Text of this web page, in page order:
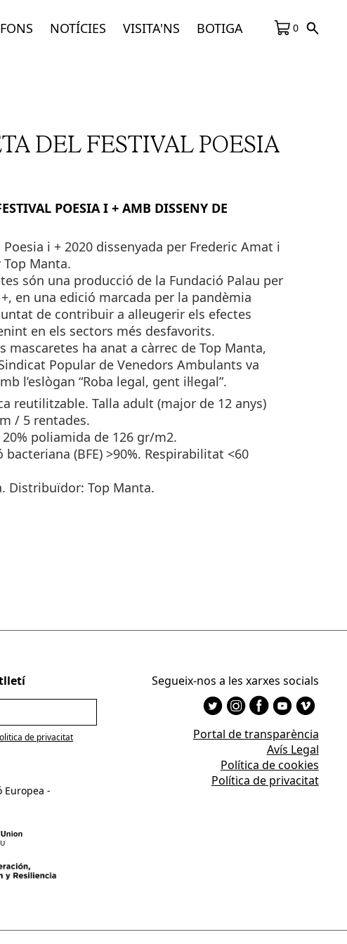
NOTÍCIES VISITA'NS BOTIGA 0
DEL FESTIVAL POESIA
POESIA I + AMB DISSENY DE
i + 2020 dissenyada per Frederic Amat i
Manta.
són una producció de la Fundació Palau per
en una edició marcada per la pandèmia
de contribuir a alleugerir els efectes
en els sectors més desfavorits.
mascaretes ha anat a càrrec de Top Manta,
Popular de Venedors Ambulants va
l’eslògan “Roba legal, gent il·legal”.
reutilitzable. Talla adult (major de 12 anys)
/ 5 rentades.
poliamida de 126 gr/m2.
(BFE) >90%. Respirabilitat <60
Distribuïdor: Top Manta.
de privacitat
Europea -
Segueix-nos a les xarxes socials
Portal de transparència
Avís Legal
Política de cookies
Política de privacitat